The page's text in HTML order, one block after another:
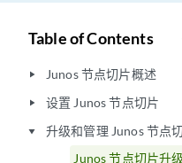
Table of Contents
play_arrow Junos 节点切片概述
play_arrow 设置 Junos 节点切片
play_arrow
升级和管理 Junos 节点
Junos 节点切片升级